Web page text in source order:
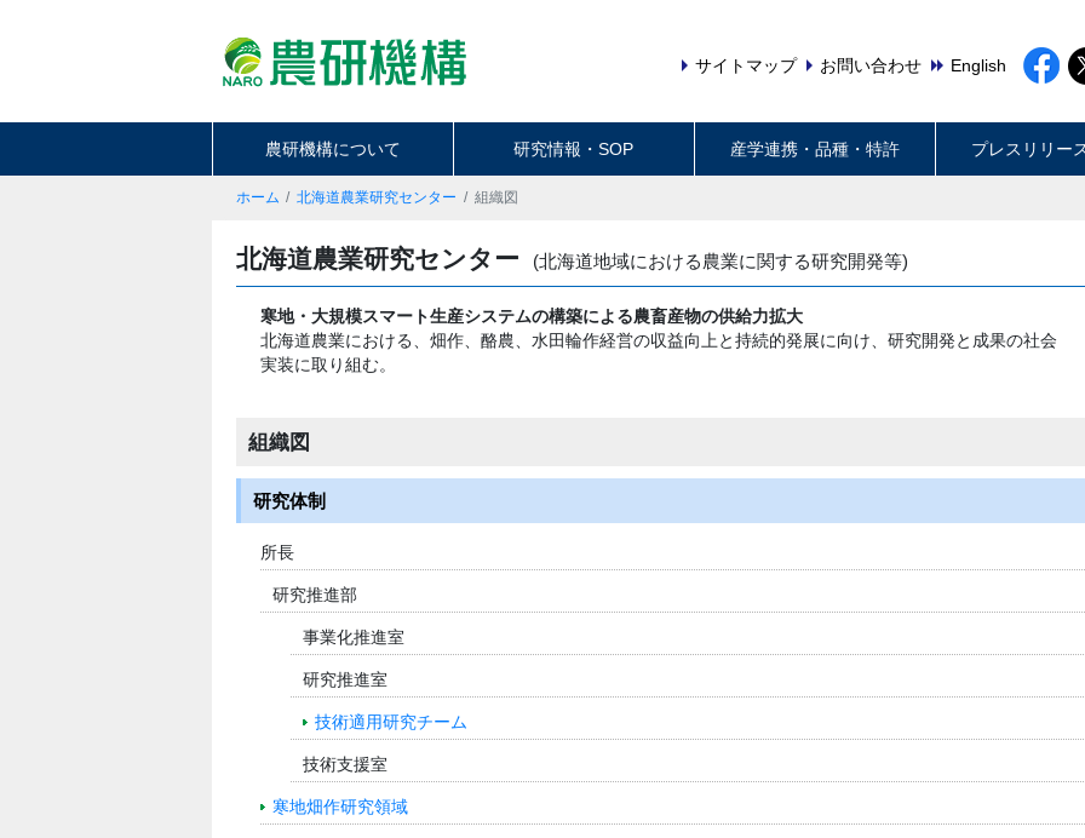
サイトマップ お問い合わせ English
農研機構について 研究情報・SOP 産学連携・品種・特許 プレスリリー
ホーム 北海道農業研究センター 組織図
北海道農業研究センター (北海道地域における農業に関する研究開発等)
寒地・大規模スマート生産システムの構築による農畜産物の供給力拡大
北海道農業における、畑作、酪農、水田輪作経営の収益向上と持続的発展に向け、研究開発と成果の社会
実装に取り組む。
組織図
研究体制
所長
研究推進部
事業化推進室
研究推進室
技術適用研究チーム
技術支援室
寒地畑作研究領域